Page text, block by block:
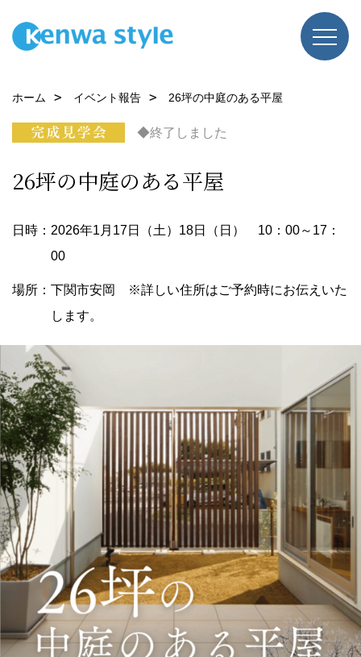
ホーム イベント報告 26坪の中庭のある平屋
◆終了しました
26坪の中庭のある平屋
日時：2026年1月17日（土）18日（日） 10：00～17：
00
場所：下関市安岡 ※詳しい住所はご予約時にお伝えいた
します。